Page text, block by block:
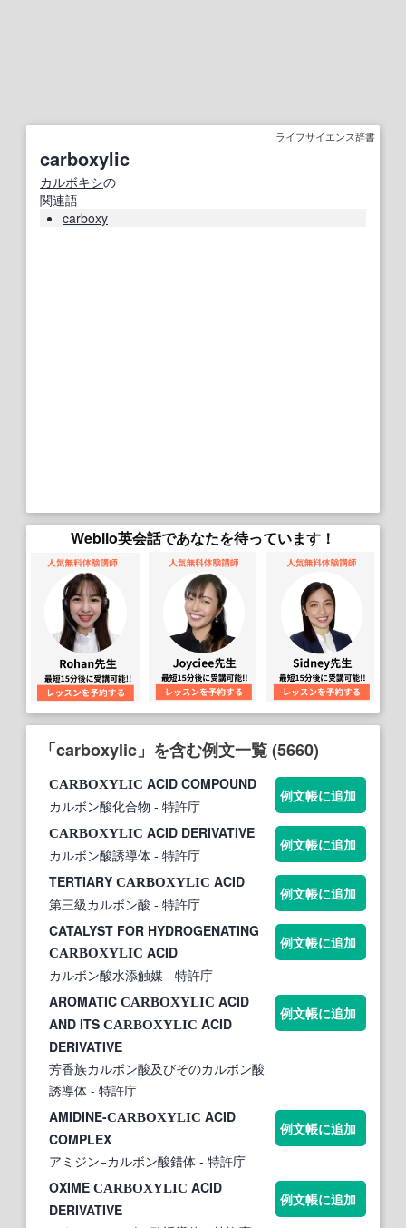
ライフサイエンス辞書
carboxylic
カルボキシの
関連語
carboxy
Weblio英会話であなたを待っています！
「carboxylic」を含む例文一覧 (5660)
CARBOXYLIC ACID COMPOUND
カルボン酸化合物 - 特許庁
例文帳に追加
CARBOXYLIC ACID DERIVATIVE
カルボン酸誘導体 - 特許庁
例文帳に追加
TERTIARY CARBOXYLIC ACID
第三級カルボン酸 - 特許庁
例文帳に追加
CATALYST FOR HYDROGENATING
CARBOXYLIC ACID
カルボン酸水添触媒 - 特許庁
例文帳に追加
AROMATIC CARBOXYLIC ACID
AND ITS CARBOXYLIC ACID
DERIVATIVE
芳香族カルボン酸及びそのカルボン酸
誘導体 - 特許庁
例文帳に追加
AMIDINE-CARBOXYLIC ACID
COMPLEX
アミジン−カルボン酸錯体 - 特許庁
例文帳に追加
OXIME CARBOXYLIC ACID
DERIVATIVE
例文帳に追加